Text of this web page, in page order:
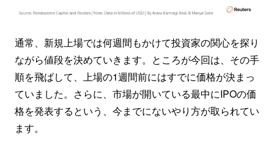
通常、新規上場では何週間もかけて投資家の関心を探り
ながら値段を決めていきます。ところが今回は、その手
順を飛ばして、上場の1週間前にはすでに価格が決まっ
ていました。さらに、市場が開いている最中にIPOの価
格を発表するという、今までにないやり方が取られてい
ます。